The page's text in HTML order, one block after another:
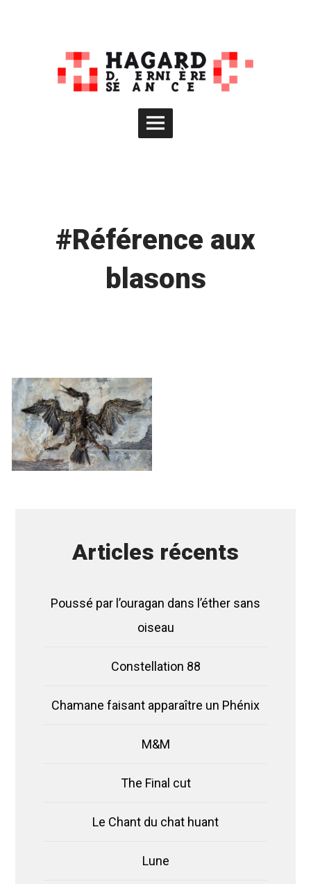
Main
#Référence aux
blasons
Articles récents
Poussé par l’ouragan dans l’éther sans
oiseau
Constellation 88
Chamane faisant apparaître un Phénix
M&M
The Final cut
Le Chant du chat huant
Lune